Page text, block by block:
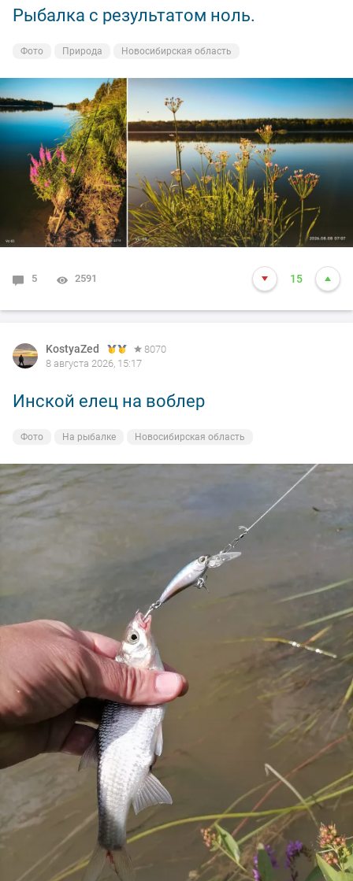
Рыбалка с результатом ноль.
Фото Природа Новосибирская область
5 2591 15
KostyaZed
8070
8 августа 2026, 15:17
Инской елец на воблер
Фото На рыбалке Новосибирская область